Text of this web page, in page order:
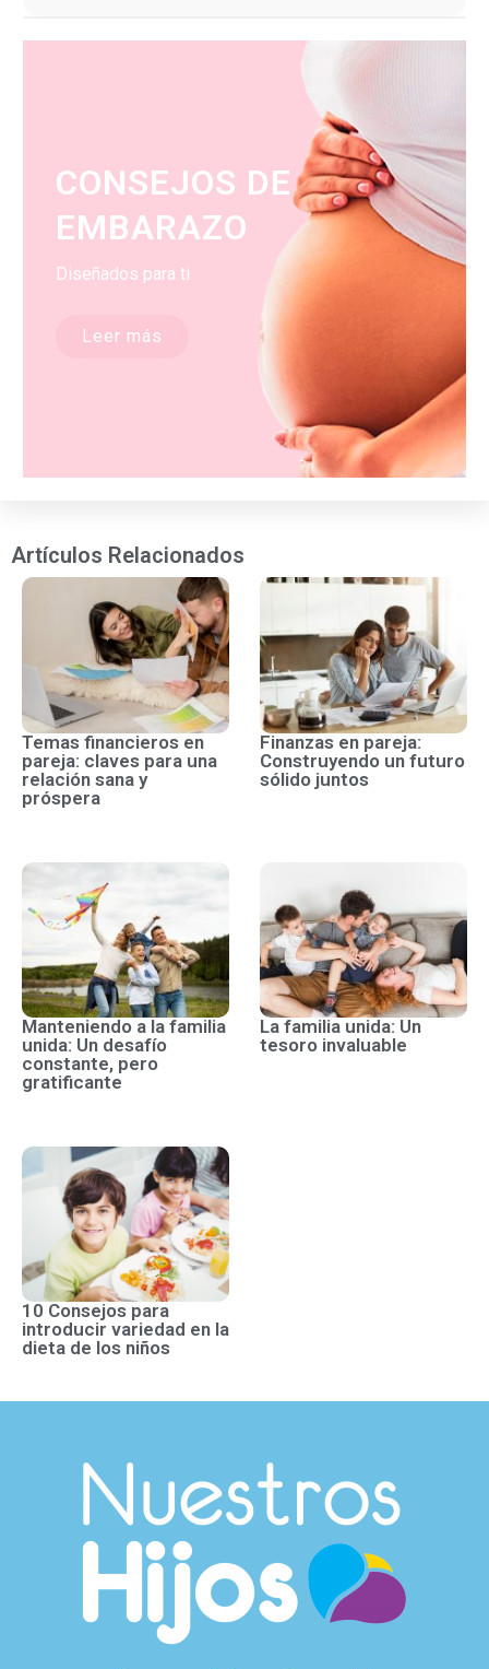
CONSEJOS DE
EMBARAZO
Diseñados para ti
Leer más
Artículos Relacionados
Temas financieros en
pareja: claves para una
relación sana y
próspera
Finanzas en pareja:
Construyendo un futuro
sólido juntos
Manteniendo a la familia
unida: Un desafío
constante, pero
gratificante
La familia unida: Un
tesoro invaluable
10 Consejos para
introducir variedad en la
dieta de los niños